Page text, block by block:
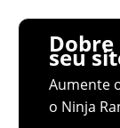
seu
Aumente
o Ninja